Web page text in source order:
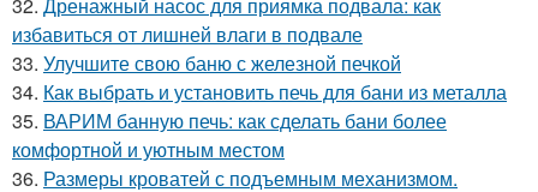
избавиться от лишней влаги в подвале
33. Улучшите свою баню с железной печкой
34. Как выбрать и установить печь для бани из металла
35. ВАРИМ банную печь: как сделать бани более
комфортной и уютным местом
36. Размеры кроватей с подъемным механизмом.